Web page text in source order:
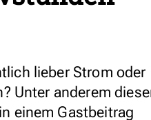
lieber Strom oder
Unter anderem
einem Gastbeitrag